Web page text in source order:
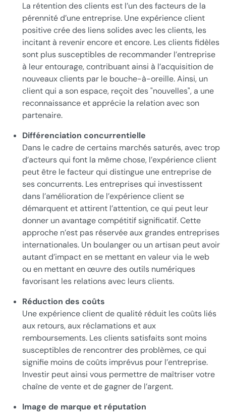
La rétention des clients est l’un des facteurs de la
pérennité d’une entreprise. Une expérience client
positive crée des liens solides avec les clients, les
incitant à revenir encore et encore. Les clients fidèles
sont plus susceptibles de recommander l’entreprise
à leur entourage, contribuant ainsi à l’acquisition de
nouveaux clients par le bouche-à-oreille. Ainsi, un
client qui a son espace, reçoit des "nouvelles", a une
reconnaissance et apprécie la relation avec son
partenaire.
Différenciation concurrentielle
Dans le cadre de certains marchés saturés, avec trop
d’acteurs qui font la même chose, l’expérience client
peut être le facteur qui distingue une entreprise de
ses concurrents. Les entreprises qui investissent
dans l’amélioration de l’expérience client se
démarquent et attirent l’attention, ce qui peut leur
donner un avantage compétitif significatif. Cette
approche n’est pas réservée aux grandes entreprises
internationales. Un boulanger ou un artisan peut avoir
autant d’impact en se mettant en valeur via le web
ou en mettant en œuvre des outils numériques
favorisant les relations avec leurs clients.
Réduction des coûts
Une expérience client de qualité réduit les coûts liés
aux retours, aux réclamations et aux
remboursements. Les clients satisfaits sont moins
susceptibles de rencontrer des problèmes, ce qui
signifie moins de coûts imprévus pour l’entreprise.
Investir peut ainsi vous permettre de maîtriser votre
chaîne de vente et de gagner de l’argent.
Image de marque et réputation